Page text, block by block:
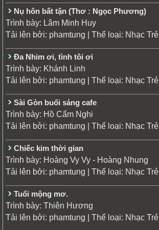
Nụ hôn bất tận (Thơ : Ngọc Phương)
Trình bày: Lâm Minh Huy
Tải lên bởi: phamtung | Thể loại: Nhạc Trẻ
Đa Nhim ơi, tình tôi ơi
Trình bày: Khánh Linh
Tải lên bởi: phamtung | Thể loại: Nhạc Trẻ
Sài Gòn buổi sáng cafe
Trình bày: Hồ Cẩm Nghi
Tải lên bởi: phamtung | Thể loại: Nhạc Trẻ
Chiếc kim thời gian
Trình bày: Hoàng Vy Vy - Hoàng Nhung
Tải lên bởi: phamtung | Thể loại: Nhạc Trẻ
Tuổi mộng mơ.
Trình bày: Thiên Hương
Tải lên bởi: phamtung | Thể loại: Nhạc Trẻ